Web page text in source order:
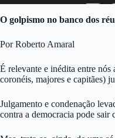
O golpismo no banco dos
Por Roberto Amaral
É relevante e inédita entre nós
coronéis, majores e capitães)
Julgamento e condenação
contra a democracia pode sair